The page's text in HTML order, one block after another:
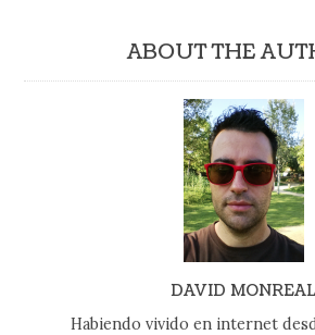
ABOUT THE
DAVID MONREAL
Habiendo vivido en internet